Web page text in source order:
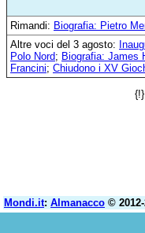
Rimandi: Biografia: Pietro
Altre voci del 3 agosto:
Polo Nord; Biografia: James
Francini; Chiudono i XV
{!}
Mondi.it: Almanacco ©